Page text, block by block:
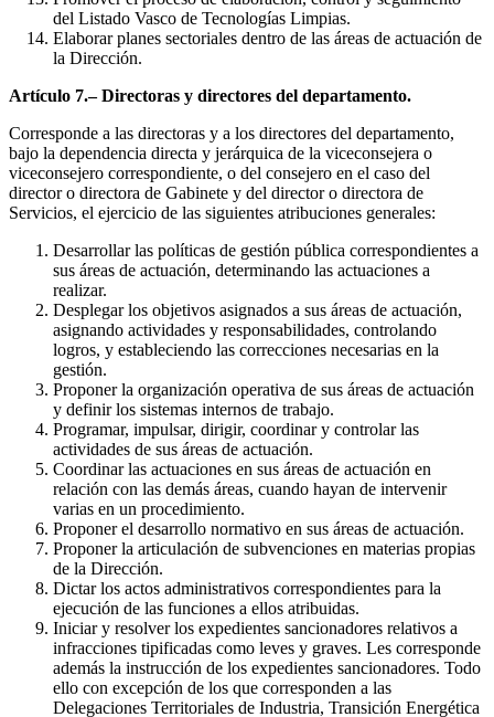
del Listado Vasco de Tecnologías Limpias.
Elaborar planes sectoriales dentro de las áreas de actuación de
la Dirección.
Artículo 7.– Directoras y directores del departamento.
Corresponde a las directoras y a los directores del departamento,
bajo la dependencia directa y jerárquica de la viceconsejera o
viceconsejero correspondiente, o del consejero en el caso del
director o directora de Gabinete y del director o directora de
Servicios, el ejercicio de las siguientes atribuciones generales:
Desarrollar las políticas de gestión pública correspondientes a
sus áreas de actuación, determinando las actuaciones a
realizar.
Desplegar los objetivos asignados a sus áreas de actuación,
asignando actividades y responsabilidades, controlando
logros, y estableciendo las correcciones necesarias en la
gestión.
Proponer la organización operativa de sus áreas de actuación
y definir los sistemas internos de trabajo.
Programar, impulsar, dirigir, coordinar y controlar las
actividades de sus áreas de actuación.
Coordinar las actuaciones en sus áreas de actuación en
relación con las demás áreas, cuando hayan de intervenir
varias en un procedimiento.
Proponer el desarrollo normativo en sus áreas de actuación.
Proponer la articulación de subvenciones en materias propias
de la Dirección.
Dictar los actos administrativos correspondientes para la
ejecución de las funciones a ellos atribuidas.
Iniciar y resolver los expedientes sancionadores relativos a
infracciones tipificadas como leves y graves. Les corresponde
además la instrucción de los expedientes sancionadores. Todo
ello con excepción de los que corresponden a las
Delegaciones Territoriales de Industria, Transición Energética